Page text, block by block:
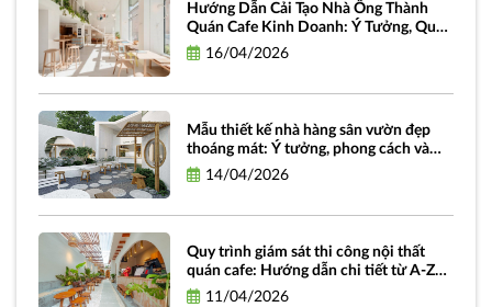
Hướng Dẫn Cải Tạo Nhà Ống Thành
Quán Cafe Kinh Doanh: Ý Tưởng, Quy
Trình Và Chi Phí
16/04/2026
Mẫu thiết kế nhà hàng sân vườn đẹp
thoáng mát: Ý tưởng, phong cách và
hình ảnh truyền cảm hứng
14/04/2026
Quy trình giám sát thi công nội thất
quán cafe: Hướng dẫn chi tiết từ A-Z
dành cho chủ đầu tư
11/04/2026